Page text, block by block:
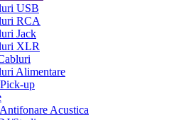
USB
RCA
Jack
XLR
Alimentare
up
Acustica